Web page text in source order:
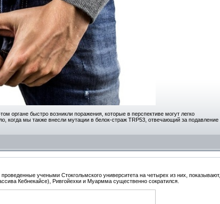
органе быстро возникли поражения, которые в перспективе могут легко
когда мы также внесли мутации в белок-страж TRP53, отвечающий за подавление
учеными Стокгольмского университета на четырех из них, показывают,
Кебнекайсе), Ривгойехки и Муармма существенно сократился.